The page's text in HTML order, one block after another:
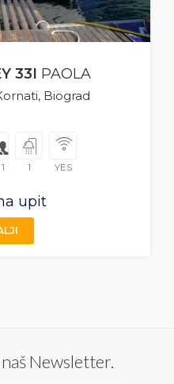
33I PAOLA
Biograd
1 YES
upit
Newsletter.